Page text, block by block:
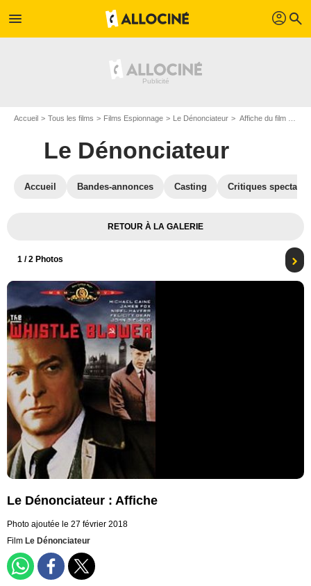
menu profil search
Accueil Tous les films Films Espionnage Le Dénonciateur Affiche du film Le Dénonciateur - Photo 1
Le Dénonciateur
Accueil Bandes-annonces Casting Critiques
RETOUR À LA GALERIE
1 / 2 Photos
Le Dénonciateur : Affiche
Photo ajoutée le 27 février 2018
Film Le Dénonciateur